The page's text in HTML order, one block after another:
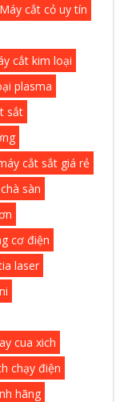
Máy cắt cỏ uy tín
cắt kim loại
plasma
sắt
cắt sắt giá rẻ
sàn
cơ điện
laser
cua xich
chạy điện
hãng